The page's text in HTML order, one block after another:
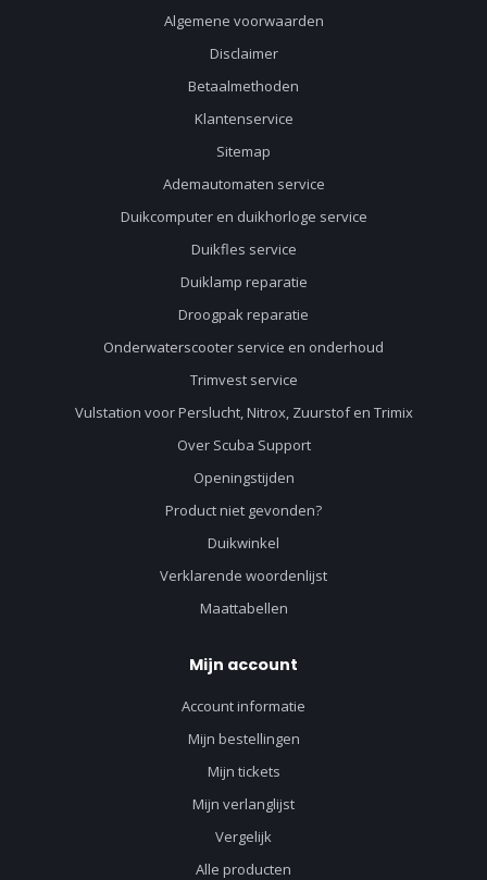
Algemene voorwaarden
Disclaimer
Betaalmethoden
Klantenservice
Sitemap
Ademautomaten service
Duikcomputer en duikhorloge service
Duikfles service
Duiklamp reparatie
Droogpak reparatie
Onderwaterscooter service en onderhoud
Trimvest service
Vulstation voor Perslucht, Nitrox, Zuurstof en Trimix
Over Scuba Support
Openingstijden
Product niet gevonden?
Duikwinkel
Verklarende woordenlijst
Maattabellen
Mijn account
Account informatie
Mijn bestellingen
Mijn tickets
Mijn verlanglijst
Vergelijk
Alle producten